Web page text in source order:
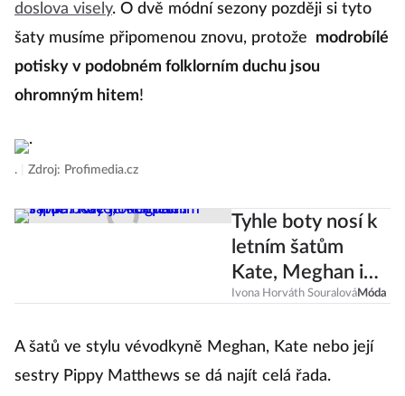
doslova visely. O dvě módní sezony později si tyto
šaty musíme připomenou znovu, protože
modrobílé
potisky v podobném folklorním duchu jsou
ohromným hitem!
. Zdroj: Profimedia.cz
Tyhle boty nosí k
letním šatům
Kate, Meghan i
Pippa. Kde je
Ivona Horváth SouralováMóda
A šatů ve stylu vévodkyně Meghan, Kate nebo její
sestry Pippy Matthews se dá najít celá řada.